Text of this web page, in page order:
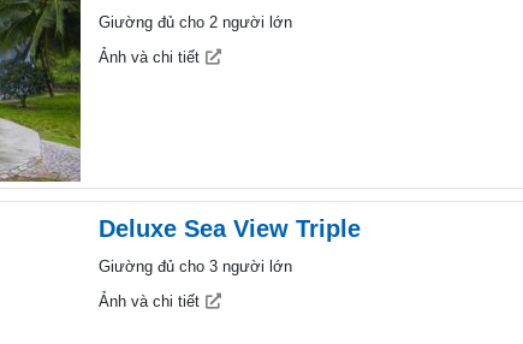
Giường đủ cho 2 người lớn
Ảnh và chi tiết
Deluxe Sea View Triple
Giường đủ cho 3 người lớn
Ảnh và chi tiết